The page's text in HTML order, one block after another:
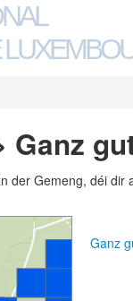
Ganz
der Gemeng, déi
Ganz